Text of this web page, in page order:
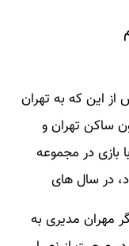
پس از این که به تهران
ساکن تهران و
شهرک اکباتان است، جوانی که اواخر 73 با بازی در مجموعه
در سال های
مهران مدیری به